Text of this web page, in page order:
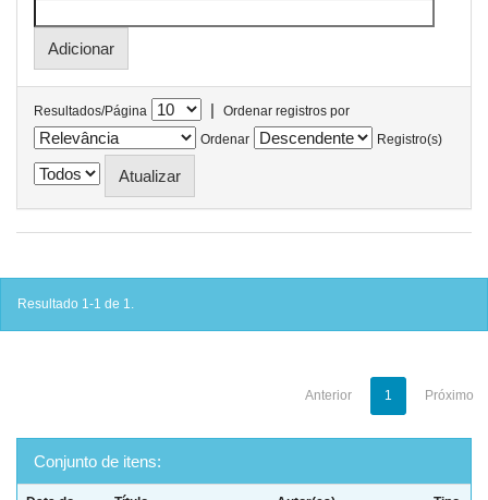
Resultados/Página |
Ordenar registros por
Ordenar
Registro(s)
Resultado 1-1 de 1.
Anterior 1 Próximo
Conjunto de itens: